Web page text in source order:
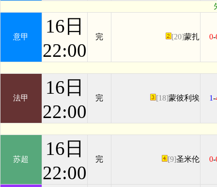
意甲
16日
22:00
完 [20]蒙扎 0-
法甲
16日
22:00
完 [18]蒙彼利埃 1-
苏超
16日
22:00
完 [9]圣米伦 0-